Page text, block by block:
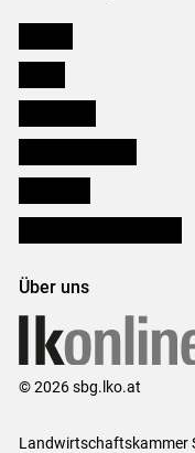
Über uns
© 2026 sbg.lko.at
Landwirtschaftskammer